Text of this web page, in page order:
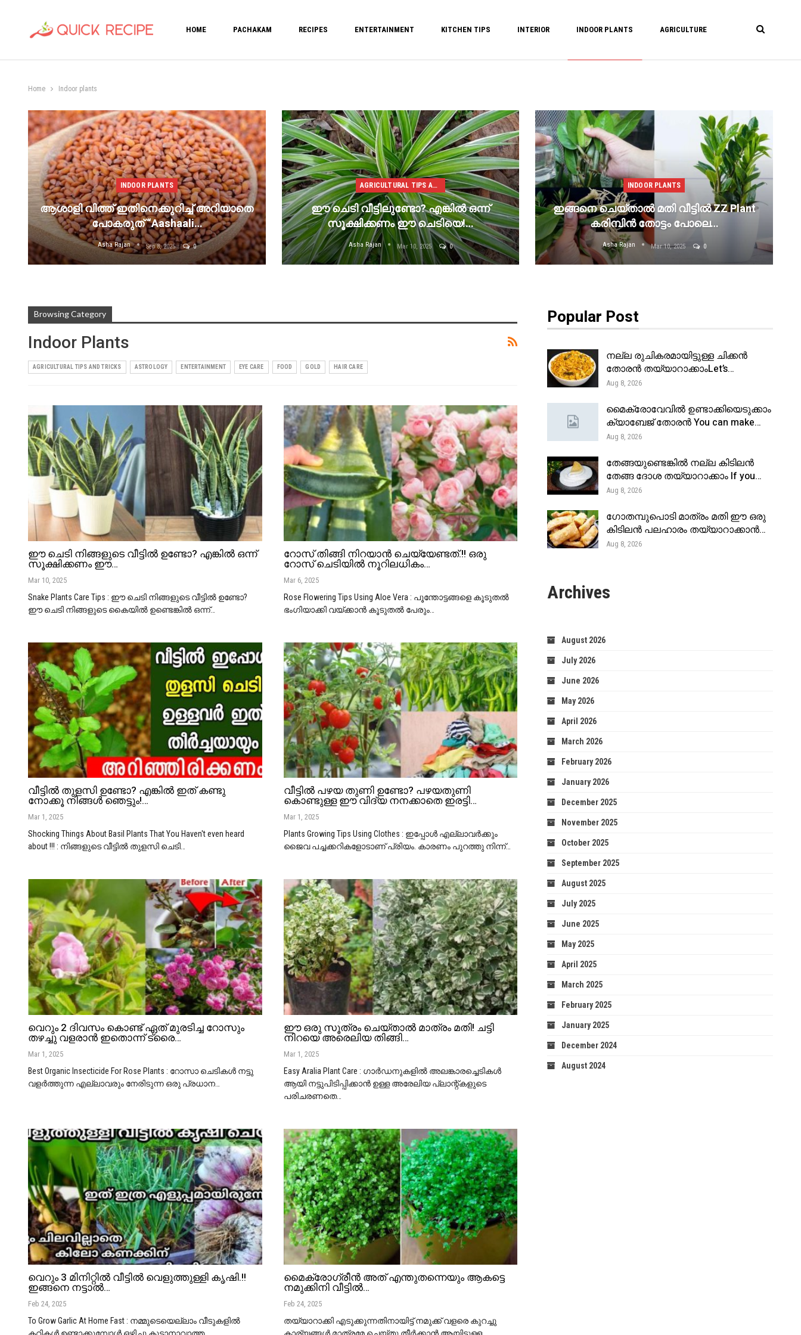
HOME PACHAKAM RECIPES ENTERTAINMENT KITCHEN TIPS INTERIOR INDOOR PLANTS AGRICULTURE
Home Indoor plants
INDOOR PLANTS
ആശാളി വിത്ത് ഇതിനെക്കുറിച്ച് അറിയാതെ
പോകരുത് “Aashaali…
Asha Rajan Sep 8, 2025 0
AGRICULTURAL TIPS AND TRICKS
ഈ ചെടി വീട്ടിലുണ്ടോ? എങ്കിൽ ഒന്ന്
സൂക്ഷിക്കണം ഈ ചെടിയെ!…
Asha Rajan Mar 10, 2025 0
INDOOR PLANTS
ഇങ്ങനെ ചെയ്താൽ മതി വീട്ടിൽ ZZ Plant
കരിമ്പിൻ തോട്ടം പോലെ…
Asha Rajan Mar 10, 2025 0
Browsing Category
Indoor Plants
AGRICULTURAL TIPS AND TRICKS ASTROLOGY ENTERTAINMENT EYE CARE FOOD GOLD HAIR CARE
ഈ ചെടി നിങ്ങളുടെ വീട്ടിൽ ഉണ്ടോ? എങ്കിൽ ഒന്ന്
സൂക്ഷിക്കണം ഈ…
Mar 10, 2025
Snake Plants Care Tips : ഈ ചെടി നിങ്ങളുടെ വീട്ടിൽ ഉണ്ടോ?
ഈ ചെടി നിങ്ങളുടെ കൈയിൽ ഉണ്ടെങ്കിൽ ഒന്ന്…
റോസ് തിങ്ങി നിറയാൻ ചെയ്യേണ്ടത്.!! ഒരു
റോസ് ചെടിയിൽ നൂറിലധികം…
Mar 6, 2025
Rose Flowering Tips Using Aloe Vera : പൂന്തോട്ടങ്ങളെ കൂടുതൽ
ഭംഗിയാക്കി വയ്ക്കാൻ കൂടുതൽ പേരും…
വീട്ടിൽ തുളസി ഉണ്ടോ? എങ്കിൽ ഇത് കണ്ടു
നോക്കൂ നിങ്ങൾ ഞെട്ടും!…
Mar 1, 2025
Shocking Things About Basil Plants That You Haven't even heard
about !!! : നിങ്ങളുടെ വീട്ടിൽ തുളസി ചെടി…
വീട്ടിൽ പഴയ തുണി ഉണ്ടോ? പഴയതുണി
കൊണ്ടുള്ള ഈ വിദ്യ നനക്കാതെ ഇരട്ടി…
Mar 1, 2025
Plants Growing Tips Using Clothes : ഇപ്പോൾ എല്ലാവർക്കും
ജൈവ പച്ചക്കറികളോടാണ് പ്രിയം. കാരണം പുറത്തു നിന്ന്…
വെറും 2 ദിവസം കൊണ്ട് ഏത് മുരടിച്ച റോസും
തഴച്ചു വളരാൻ ഇതൊന്ന് ട്രൈ…
Mar 1, 2025
Best Organic Insecticide For Rose Plants : റോസാ ചെടികൾ നട്ടു
വളർത്തുന്ന എല്ലാവരും നേരിടുന്ന ഒരു പ്രധാന
ഈ ഒരു സൂത്രം ചെയ്താൽ മാത്രം മതി! ചട്ടി
നിറയെ അരെലിയ തിങ്ങി…
Mar 1, 2025
Easy Aralia Plant Care : ഗാർഡനുകളിൽ അലങ്കാരച്ചെടികൾ
ആയി നട്ടുപിടിപ്പിക്കാൻ ഉള്ള അരേലിയ പ്ലാന്റ്കളുടെ
പരിചരണതെ…
വെറും 3 മിനിറ്റിൽ വീട്ടിൽ വെളുത്തുള്ളി കൃഷി.!!
ഇങ്ങനെ നട്ടാൽ…
Feb 24, 2025
To Grow Garlic At Home Fast : നമ്മുടെയെല്ലാം വീടുകളിൽ
കറികൾ ഉണ്ടാക്കുമ്പോൾ ഒഴിച്ചു കൂടാനാവാത്ത…
മൈക്രോഗ്രീൻ അത് എന്തുതന്നെയും ആകട്ടെ
നമുക്കിനി വീട്ടിൽ…
Feb 24, 2025
തയ്യാറാക്കി എടുക്കുന്നതിനായിട്ട് നമുക്ക് വളരെ കുറച്ചു
കാര്യങ്ങൾ മാത്രമേ ചെയ്തു തീർക്കാൻ ആയിട്ടുള്ള
Popular Post
നല്ല രുചികരമായിട്ടുള്ള ചിക്കൻ
തോരൻ തയ്യാറാക്കാംLet’s…
Aug 8, 2026
മൈക്രോവേവിൽ ഉണ്ടാക്കിയെടുക്കാം
ക്യാബേജ് തോരൻ You can make…
Aug 8, 2026
തേങ്ങയുണ്ടെങ്കിൽ നല്ല കിടിലൻ
തേങ്ങ ദോശ തയ്യാറാക്കാം If you…
Aug 8, 2026
ഗോതമ്പുപൊടി മാത്രം മതി ഈ ഒരു
കിടിലൻ പലഹാരം തയ്യാറാക്കാൻ…
Aug 8, 2026
Archives
August 2026
July 2026
June 2026
May 2026
April 2026
March 2026
February 2026
January 2026
December 2025
November 2025
October 2025
September 2025
August 2025
July 2025
June 2025
May 2025
April 2025
March 2025
February 2025
January 2025
December 2024
August 2024